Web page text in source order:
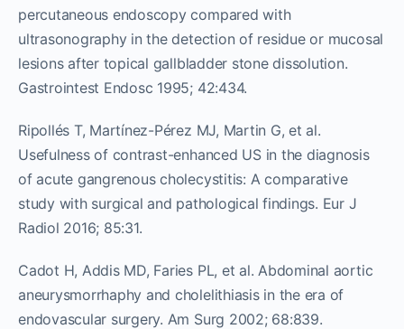
percutaneous endoscopy compared with
ultrasonography in the detection of residue or mucosal
lesions after topical gallbladder stone dissolution.
Gastrointest Endosc 1995; 42:434.
Ripollés T, Martínez-Pérez MJ, Martin G, et al.
Usefulness of contrast-enhanced US in the diagnosis
of acute gangrenous cholecystitis: A comparative
study with surgical and pathological findings. Eur J
Radiol 2016; 85:31.
Cadot H, Addis MD, Faries PL, et al. Abdominal aortic
aneurysmorrhaphy and cholelithiasis in the era of
endovascular surgery. Am Surg 2002; 68:839.